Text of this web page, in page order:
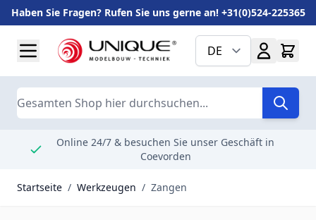
Haben Sie Fragen? Rufen Sie uns gerne an! +31(0)524-225365
DE
Suche
Online 24/7 & besuchen Sie unser Geschäft in
Coevorden
Startseite / Werkzeugen / Zangen